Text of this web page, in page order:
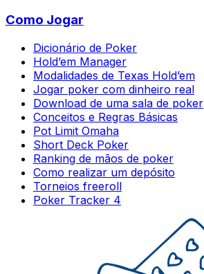
Como Jogar
Dicionário de Poker
Hold’em Manager
Modalidades de Texas Hold’em
Jogar poker com dinheiro real
Download de uma sala de poker
Conceitos e Regras Básicas
Pot Limit Omaha
Short Deck Poker
Ranking de mãos de poker
Como realizar um depósito
Torneios freeroll
Poker Tracker 4